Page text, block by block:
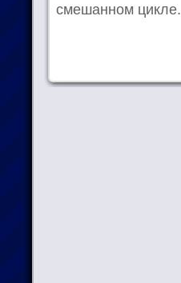
смешанном цикле.